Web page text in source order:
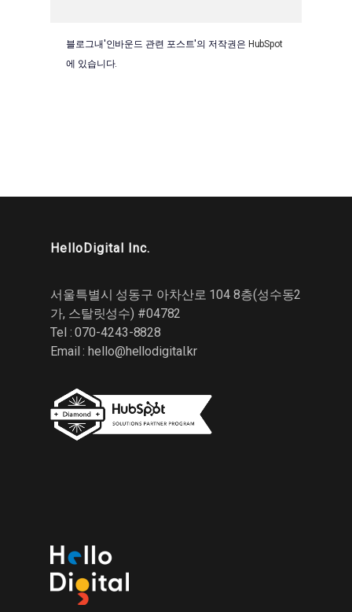
블로그내'인바운드 관련 포스트'의 저작권은 HubSpot
에 있습니다.
HelloDigital Inc.
서울특별시 성동구 아차산로 104 8층(성수동2
가, 스탈릿성수) #04782
Tel : 070-4243-8828
Email :hello@hellodigital.kr